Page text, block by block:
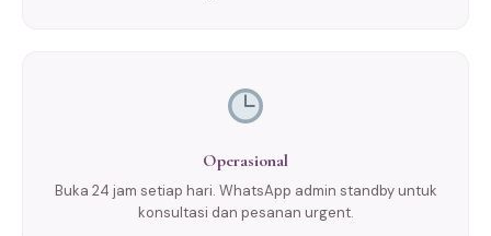
Operasional
Buka 24 jam setiap hari. WhatsApp admin standby untuk
konsultasi dan pesanan urgent.